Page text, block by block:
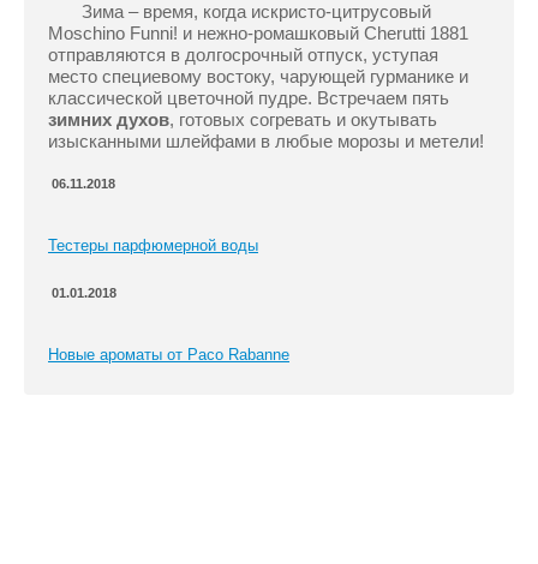
Зима – время, когда искристо-цитрусовый
Moschino Funni! и нежно-ромашковый Cherutti 1881
отправляются в долгосрочный отпуск, уступая
место специевому востоку, чарующей гурманике и
классической цветочной пудре. Встречаем пять
зимних духов, готовых согревать и окутывать
изысканными шлейфами в любые морозы и метели!
06.11.2018
Тестеры парфюмерной воды
01.01.2018
Новые ароматы от Paco Rabanne